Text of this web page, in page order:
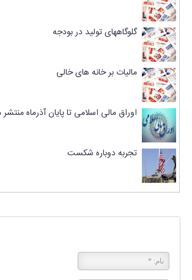
گلوگاههای تولید در بودجه
مالیات بر خانه های خالی
اوراق مالی اسلامی تا پایان آذرماه
تجربه دوباره شکست